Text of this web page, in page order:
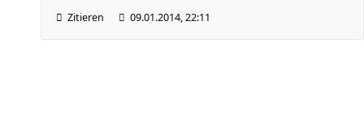
Zitieren 09.01.2014, 22:11